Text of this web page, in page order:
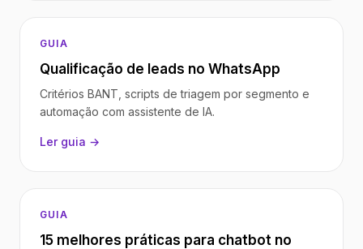
GUIA
Qualificação de leads no WhatsApp
Critérios BANT, scripts de triagem por segmento e
automação com assistente de IA.
Ler guia →
GUIA
15 melhores práticas para chatbot no